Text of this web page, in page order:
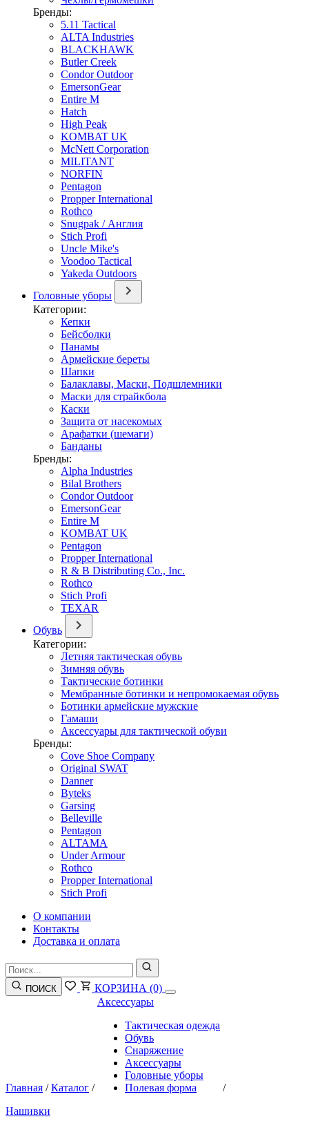
Бренды:
5.11 Tactical
ALTA Industries
BLACKHAWK
Butler Creek
Condor Outdoor
EmersonGear
Entire M
Hatch
High Peak
KOMBAT UK
McNett Corporation
MILITANT
NORFIN
Pentagon
Propper International
Rothco
Snugpak / Англия
Stich Profi
Uncle Mike's
Voodoo Tactical
Yakeda Outdoors
Головные уборы
Категории:
Кепки
Бейсболки
Панамы
Армейские береты
Шапки
Балаклавы, Маски, Подшлемники
Маски для страйкбола
Каски
Защита от насекомых
Арафатки (шемаги)
Банданы
Бренды:
Alpha Industries
Bilal Brothers
Condor Outdoor
EmersonGear
Entire M
KOMBAT UK
Pentagon
Propper International
R & B Distributing Co., Inc.
Rothco
Stich Profi
TEXAR
Обувь
Категории:
Летняя тактическая обувь
Зимняя обувь
Тактические ботинки
Мембранные ботинки и непромокаемая обувь
Ботинки армейские мужские
Гамаши
Аксессуары для тактической обуви
Бренды:
Cove Shoe Company
Original SWAT
Danner
Byteks
Garsing
Belleville
Pentagon
ALTAMA
Under Armour
Rothco
Propper International
Stich Profi
О компании
Контакты
Доставка и оплата
ПОИСК КОРЗИНА (0)
Главная /Каталог /
Аксессуары
Тактическая одежда
Обувь
Снаряжение
Аксессуары
Головные уборы
Полевая форма
/
Нашивки